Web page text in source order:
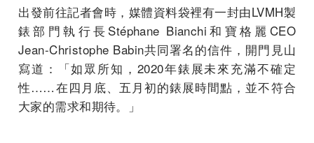
出發前往記者會時，媒體資料袋裡有一封由LVMH製
錶部門執行長Stéphane Bianchi和寶格麗CEO
Jean-Christophe Babin共同署名的信件，開門見山
寫道：「如眾所知，2020年錶展未來充滿不確定
性……在四月底、五月初的錶展時間點，並不符合
大家的需求和期待。」